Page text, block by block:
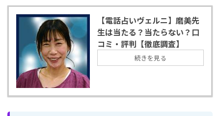
【電話占いヴェルニ】磨美先
生は当たる？当たらない？口
コミ・評判【徹底調査】
続きを見る